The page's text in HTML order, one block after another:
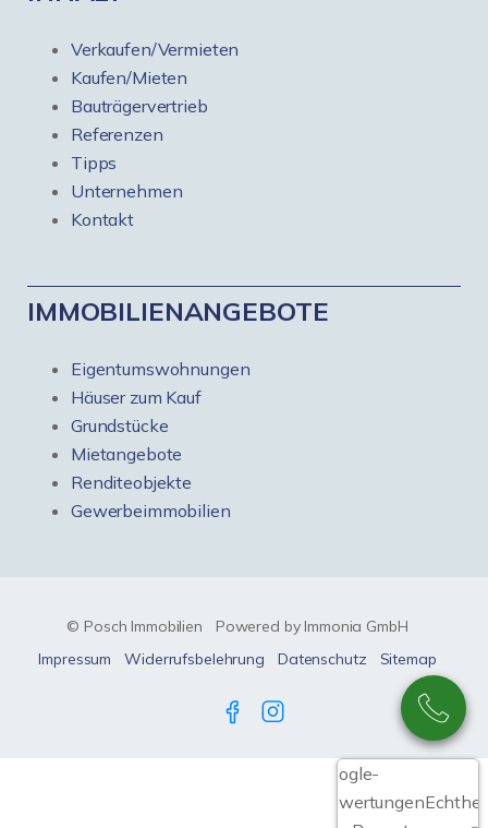
Verkaufen/Vermieten
Kaufen/Mieten
Bauträgervertrieb
Referenzen
Tipps
Unternehmen
Kontakt
IMMOBILIENANGEBOTE
Eigentumswohnungen
Häuser zum Kauf
Grundstücke
Mietangebote
Renditeobjekte
Gewerbeimmobilien
© Posch Immobilien
Powered by Immonia GmbH
Impressum
Widerrufsbelehrung Datenschutz Sitemap
Google-
Bewertungen